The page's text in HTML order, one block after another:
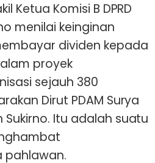
Ketua Komisi B DPRD
menilai keinginan
dividen kepada
proyek
sejauh 380
Dirut PDAM Surya
Itu adalah suatu
pahlawan.